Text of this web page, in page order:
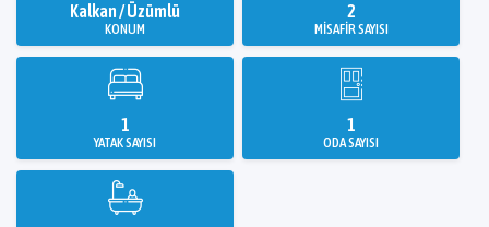
Kalkan / Üzümlü
KONUM
2
MISAFIR SAYISI
1
YATAK SAYISI
1
ODA SAYISI